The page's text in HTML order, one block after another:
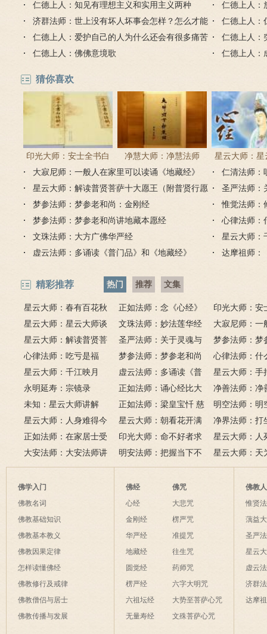
己的自由心
仁德上人：知见有理想主义和实用主义两种
仁德上人：
济群法师：世上没有坏人坏事会怎样？怎么才能
包容所有人？
仁德上人：
仁德上人：爱护自己的人为什么还会有很多痛苦
烦恼？
仁德上人：
仁德上人：佛佛意境歌
仁德上人：
猜你喜欢
印光大师：安士全书白
话解
净慧大师：净慧法师
《楞严经》浅译
星云大师：星
《心经
大寂尼师：一般人在家里可以读诵《地藏经》
吗？
仁清法师：
星云大师：解读普贤菩萨十大愿王（附普贤行愿
品全文）
圣严法师：
梦参法师：梦参老和尚：金刚经
惟觉法师：
梦参法师：梦参老和尚讲地藏本愿经
心律法师：
文珠法师：大方广佛华严经
星云大师：
虚云法师：多诵读《普门品》和《地藏经》
达摩祖师：
精彩推荐 热门 推荐 文集
星云大师：春有百花秋
有月，夏有凉风冬有雪；
若无闲事挂心头，便是人
间好时节。
正如法师：念《心经》
比《大悲咒》更好吗？
印光大师：安
话解
星云大师：星云大师谈
《心经》
文珠法师：妙法莲华经
大寂尼师：一
里可以读诵《
吗？
星云大师：解读普贤菩
萨十大愿王（附普贤行愿
品全文）
圣严法师：关于灵魂与
鬼的终极真相
梦参法师：梦
尚：金刚经
心律法师：吃亏是福
梦参法师：梦参老和尚
讲地藏本愿经
心律法师：什
有缘？
星云大师：千江映月
虚云法师：多诵读《普
门品》和《地藏经》
星云大师：手
满田，低头便
六根清净方为
来是向前。
永明延寿：宗镜录
正如法师：诵心经比大
悲咒功德大吗
净善法师：净
看风水与算命
运？
未知：星云大师讲解
正如法师：梁皇宝忏 慈
悲道场
明空法师：明
《心经》中的
星云大师：人身难得今
已得，佛法难闻今已闻；
此身不向今生度，更向何
生度此身？
星云大师：朝看花开满
树红，暮看花落树还空；
若将花比人间事，花与人
间事一同。
净界法师：打
该怎么念佛？
正如法师：在家居士受
五戒可以搭缦衣吗？
印光大师：命不好者求
美好姻缘，有个简单方
法
星云大师：人
是怎样的？
大安法师：大安法师讲
解
明安法师：把握当下不
后悔
星云大师：天
为毡，日月星
夜间不敢长伸
破海底天。
佛学入门
佛教名词
佛教基础知识
佛教基本教义
佛教因果定律
怎样读懂佛经
佛教修行及戒律
佛教僧侣与居士
佛教传播与发展
佛经
心经
金刚经
华严经
地藏经
圆觉经
楞严经
六祖坛经
无量寿经
佛咒
大悲咒
楞严咒
准提咒
往生咒
药师咒
六字大明咒
大势至菩萨心咒
文殊菩萨心咒
佛教
惟贤
蕅益
圣严
星云
虚云
济群
达摩